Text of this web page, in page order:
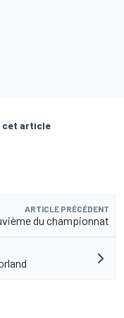
cet article
ARTICLE PRÉCÉDENT
du championnat